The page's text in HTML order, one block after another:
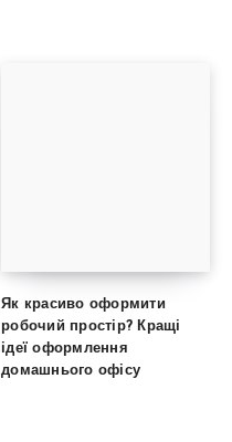
Як красиво оформити
робочий простір? Кращі
ідеї оформлення
домашнього офісу